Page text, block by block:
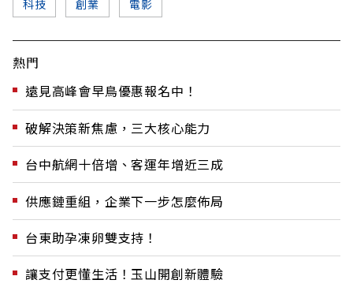
科技 創業 電影
熱門
遠見高峰會早鳥優惠報名中！
破解決策新焦慮，三大核心能力
台中航網十倍增、客運年增近三成
供應鏈重組，企業下一步怎麼佈局
台東助孕凍卵雙支持！
讓支付更懂生活！玉山開創新體驗